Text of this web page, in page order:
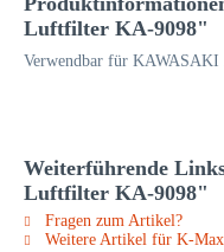
Luftfilter KA-9098"
Verwendbar für
Weiterführende
Luftfilter KA-9098"
Fragen zum Artikel?
Weitere Artikel für K-